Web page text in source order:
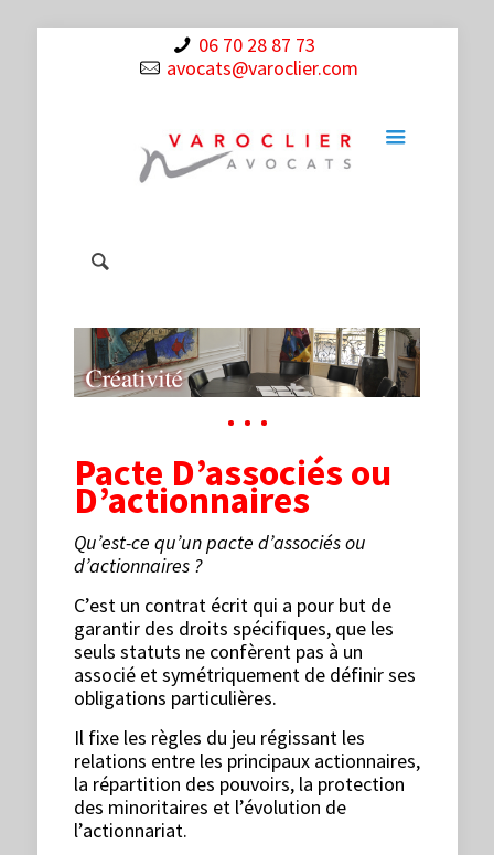
06 70 28 87 73
avocats@varoclier.com
Pacte D’associés ou
D’actionnaires
Qu’est-ce qu’un pacte d’associés ou
d’actionnaires ?
C’est un contrat écrit qui a pour but de
garantir des droits spécifiques, que les
seuls statuts ne confèrent pas à un
associé et symétriquement de définir ses
obligations particulières.
Il fixe les règles du jeu régissant les
relations entre les principaux actionnaires,
la répartition des pouvoirs, la protection
des minoritaires et l’évolution de
l’actionnariat.